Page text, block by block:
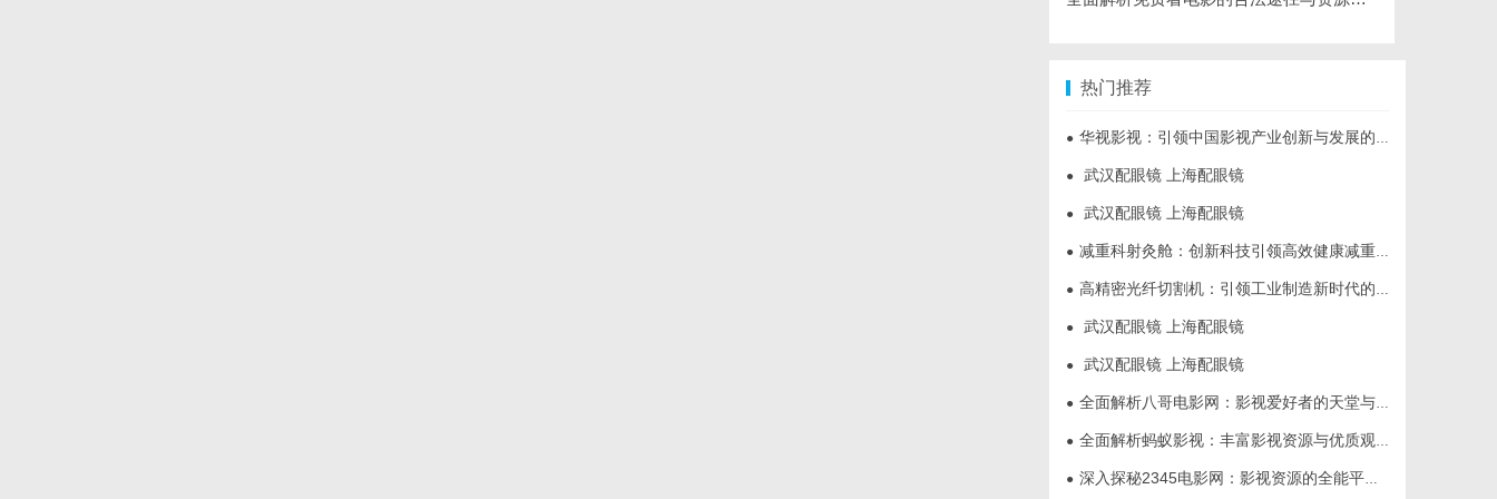
热门推荐
● 华视影视：引领中国影视产业创新与发展的标杆企业
● 武汉配眼镜 上海配眼镜
● 武汉配眼镜 上海配眼镜
● 减重科射灸舱：创新科技引领高效健康减重新时代
● 高精密光纤切割机：引领工业制造新时代的利器
● 武汉配眼镜 上海配眼镜
● 武汉配眼镜 上海配眼镜
● 全面解析八哥电影网：影视爱好者的天堂与资源宝库
● 全面解析蚂蚁影视：丰富影视资源与优质观影体验的新时代平台
● 深入探秘2345电影网：影视资源的全能平台解析